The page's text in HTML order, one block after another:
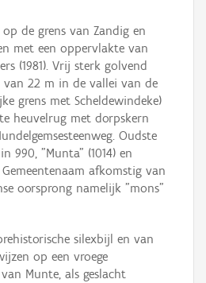
de grens van Zandig en
met een oppervlakte van
(1981). Vrij sterk golvend
van 22 m in de vallei van de
grens met Scheldewindeke)
heuvelrug met dorpskern
Oudste
990, "Munta" (1014) en
afkomstig van
oorsprong namelijk "mons"
silexbijl en van
op een vroege
Munte, als geslacht